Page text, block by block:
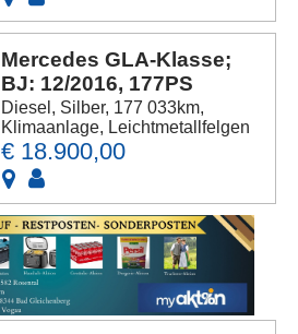
Mercedes GLA-Klasse;
BJ: 12/2016, 177PS
Diesel, Silber, 177 033km,
Klimaanlage, Leichtmetallfelgen
€ 18.900,00